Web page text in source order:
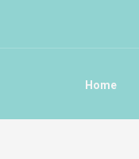
Home